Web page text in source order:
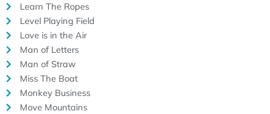
Learn The Ropes
Level Playing Field
Love is in the Air
Man of Letters
Man of Straw
Miss The Boat
Monkey Business
Move Mountains